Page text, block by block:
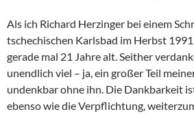
Als ich Richard Herzinger bei einem
tschechischen Karlsbad im Herbst
gerade mal 21 Jahre alt. Seither
unendlich viel – ja, ein großer Teil
undenkbar ohne ihn. Die Dankbarkeit
ebenso wie die Verpflichtung,